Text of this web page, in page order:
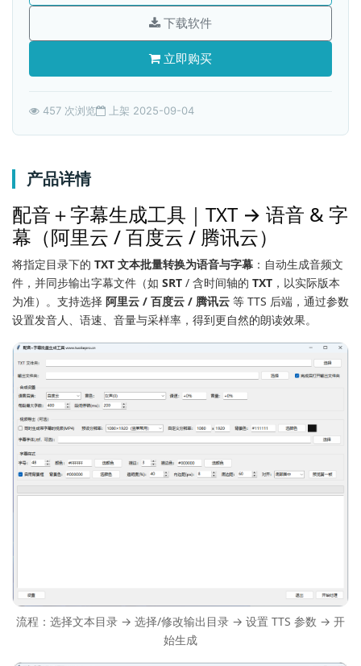
下载软件
立即购买
457 次浏览 上架 2025-09-04
产品详情
配音＋字幕生成工具｜TXT → 语音 & 字
幕（阿里云 / 百度云 / 腾讯云）
将指定目录下的 TXT 文本批量转换为语音与字幕 ：自动生成音频文
件，并同步输出字幕文件（如 SRT / 含时间轴的 TXT ，以实际版本
为准）。支持选择 阿里云 / 百度云 / 腾讯云 等 TTS 后端，通过参数
设置发音人、语速、音量与采样率，得到更自然的朗读效果。
流程：选择文本目录 → 选择/修改输出目录 → 设置 TTS 参数 → 开
始生成